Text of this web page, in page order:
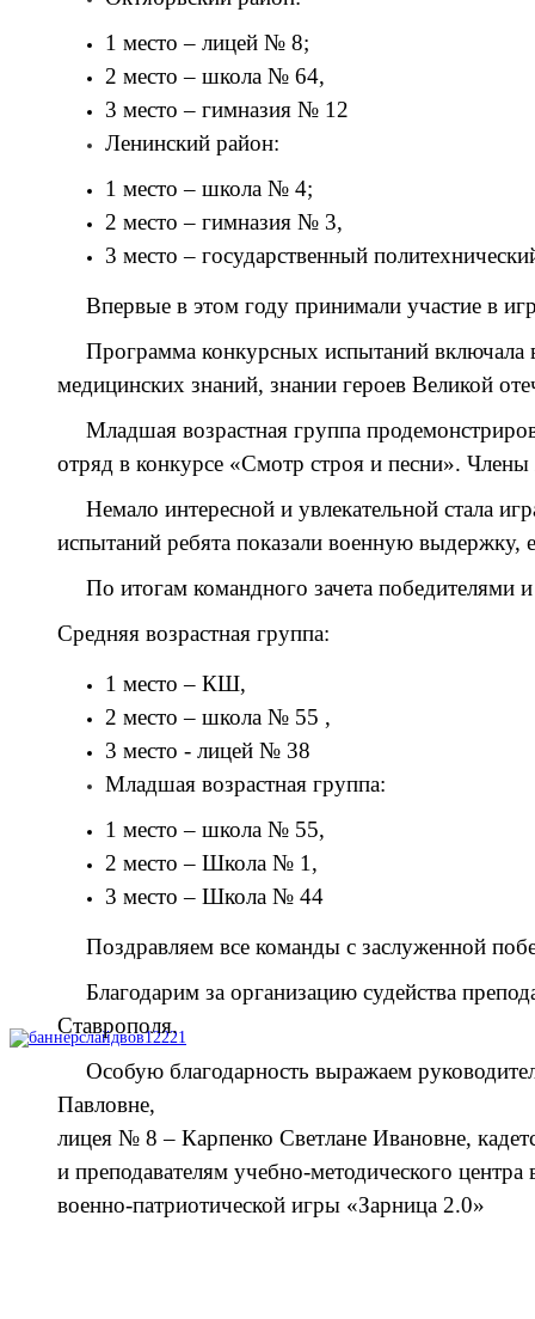
1 место – лицей № 8;
2 место – школа № 64,
3 место – гимназия № 12
Ленинский район:
1 место – школа № 4;
2 место – гимназия № 3,
3 место – государственный
Впервые в этом году принимали участие в
Программа конкурсных испытаний включала
медицинских знаний, знании героев Великой
Младшая возрастная группа
отряд в конкурсе «Смотр строя и песни».
Немало интересной и увлекательной стала
испытаний ребята показали военную
По итогам командного зачета победителями
Средняя возрастная группа:
1 место – КШ,
2 место – школа № 55 ,
3 место - лицей № 38
Младшая возрастная группа:
1 место – школа № 55,
2 место – Школа № 1,
3 место – Школа № 44
Поздравляем все команды с заслуженной
Благодарим за организацию судейства
Ставрополя.
Особую благодарность выражаем
Павловне,
лицея № 8 – Карпенко Светлане Ивановне,
и преподавателям учебно-методического
военно-патриотической игры «Зарница 2.0»